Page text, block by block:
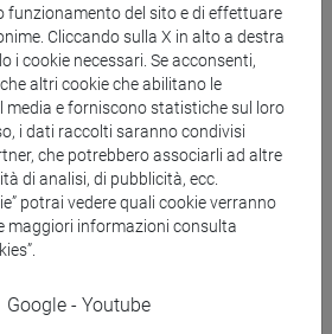
tecnica
6850 Series II e Agilent 7820
Vis (Agilent Cary Series e Perkin-
(Perkin-Elmer 1310)
di fisisorbimento di gas
II Plus e Micromeritics ASAP
funzionamento del sito e di effettuare
Cliccando sulla X in alto a destra
i cookie necessari. Se acconsenti,
altri cookie che abilitano le
media e forniscono statistiche sul loro
i dati raccolti saranno condivisi
che potrebbero associarli ad altre
di analisi, di pubblicità, ecc.
potrai vedere quali cookie verranno
maggiori informazioni consulta
Google - Youtube